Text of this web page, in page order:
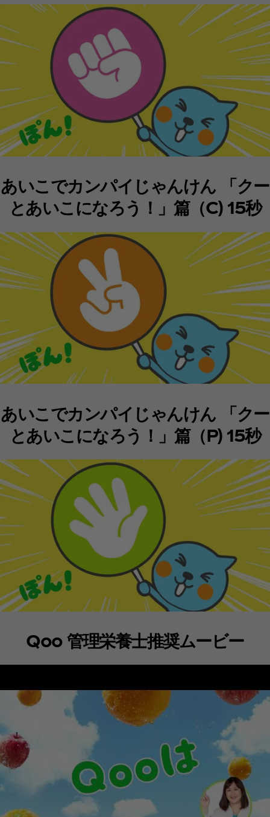
あいこでカンパイじゃんけん 「クー
とあいこになろう！」篇（C) 15秒
あいこでカンパイじゃんけん 「クー
とあいこになろう！」篇（P) 15秒
Qoo 管理栄養士推奨ムービー